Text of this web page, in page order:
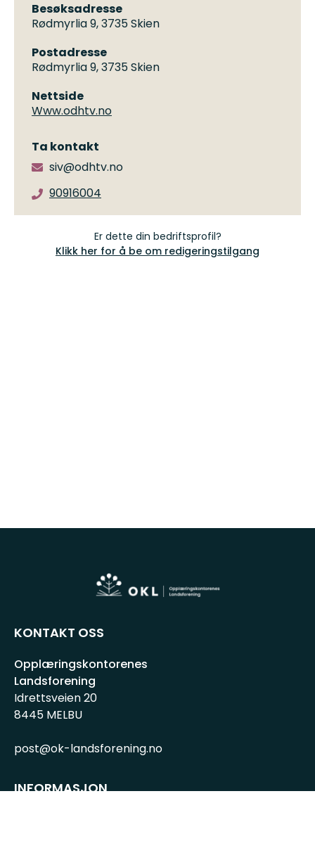
Besøksadresse
Rødmyrlia 9, 3735 Skien
Postadresse
Rødmyrlia 9, 3735 Skien
Nettside
Www.odhtv.no
Ta kontakt
siv@odhtv.no
90916004
Er dette din bedriftsprofil?
Klikk her for å be om redigeringstilgang
KONTAKT OSS
Opplæringskontorenes
Landsforening
Idrettsveien 20
8445 MELBU
post@ok-landsforening.no
INFORMASJON